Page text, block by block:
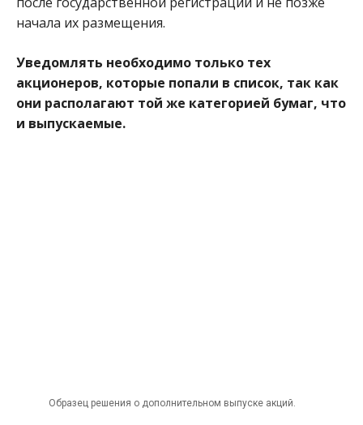
начала их размещения.
Уведомлять необходимо только тех
акционеров, которые попали в список, так как
они располагают той же категорией бумаг, что
и выпускаемые.
Образец решения о дополнительном выпуске акций.